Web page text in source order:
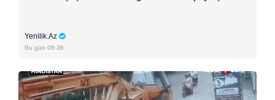
Yenilik.Az
Bu gün 08:36